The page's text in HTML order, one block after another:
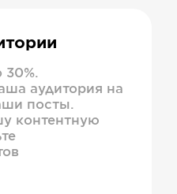
30%.
аудитория на
посты.
контентную